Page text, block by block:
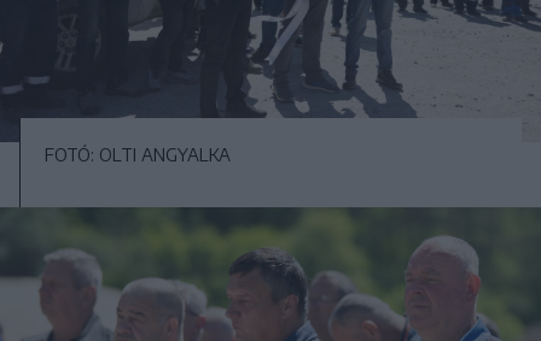
FOTÓ: OLTI ANGYALKA